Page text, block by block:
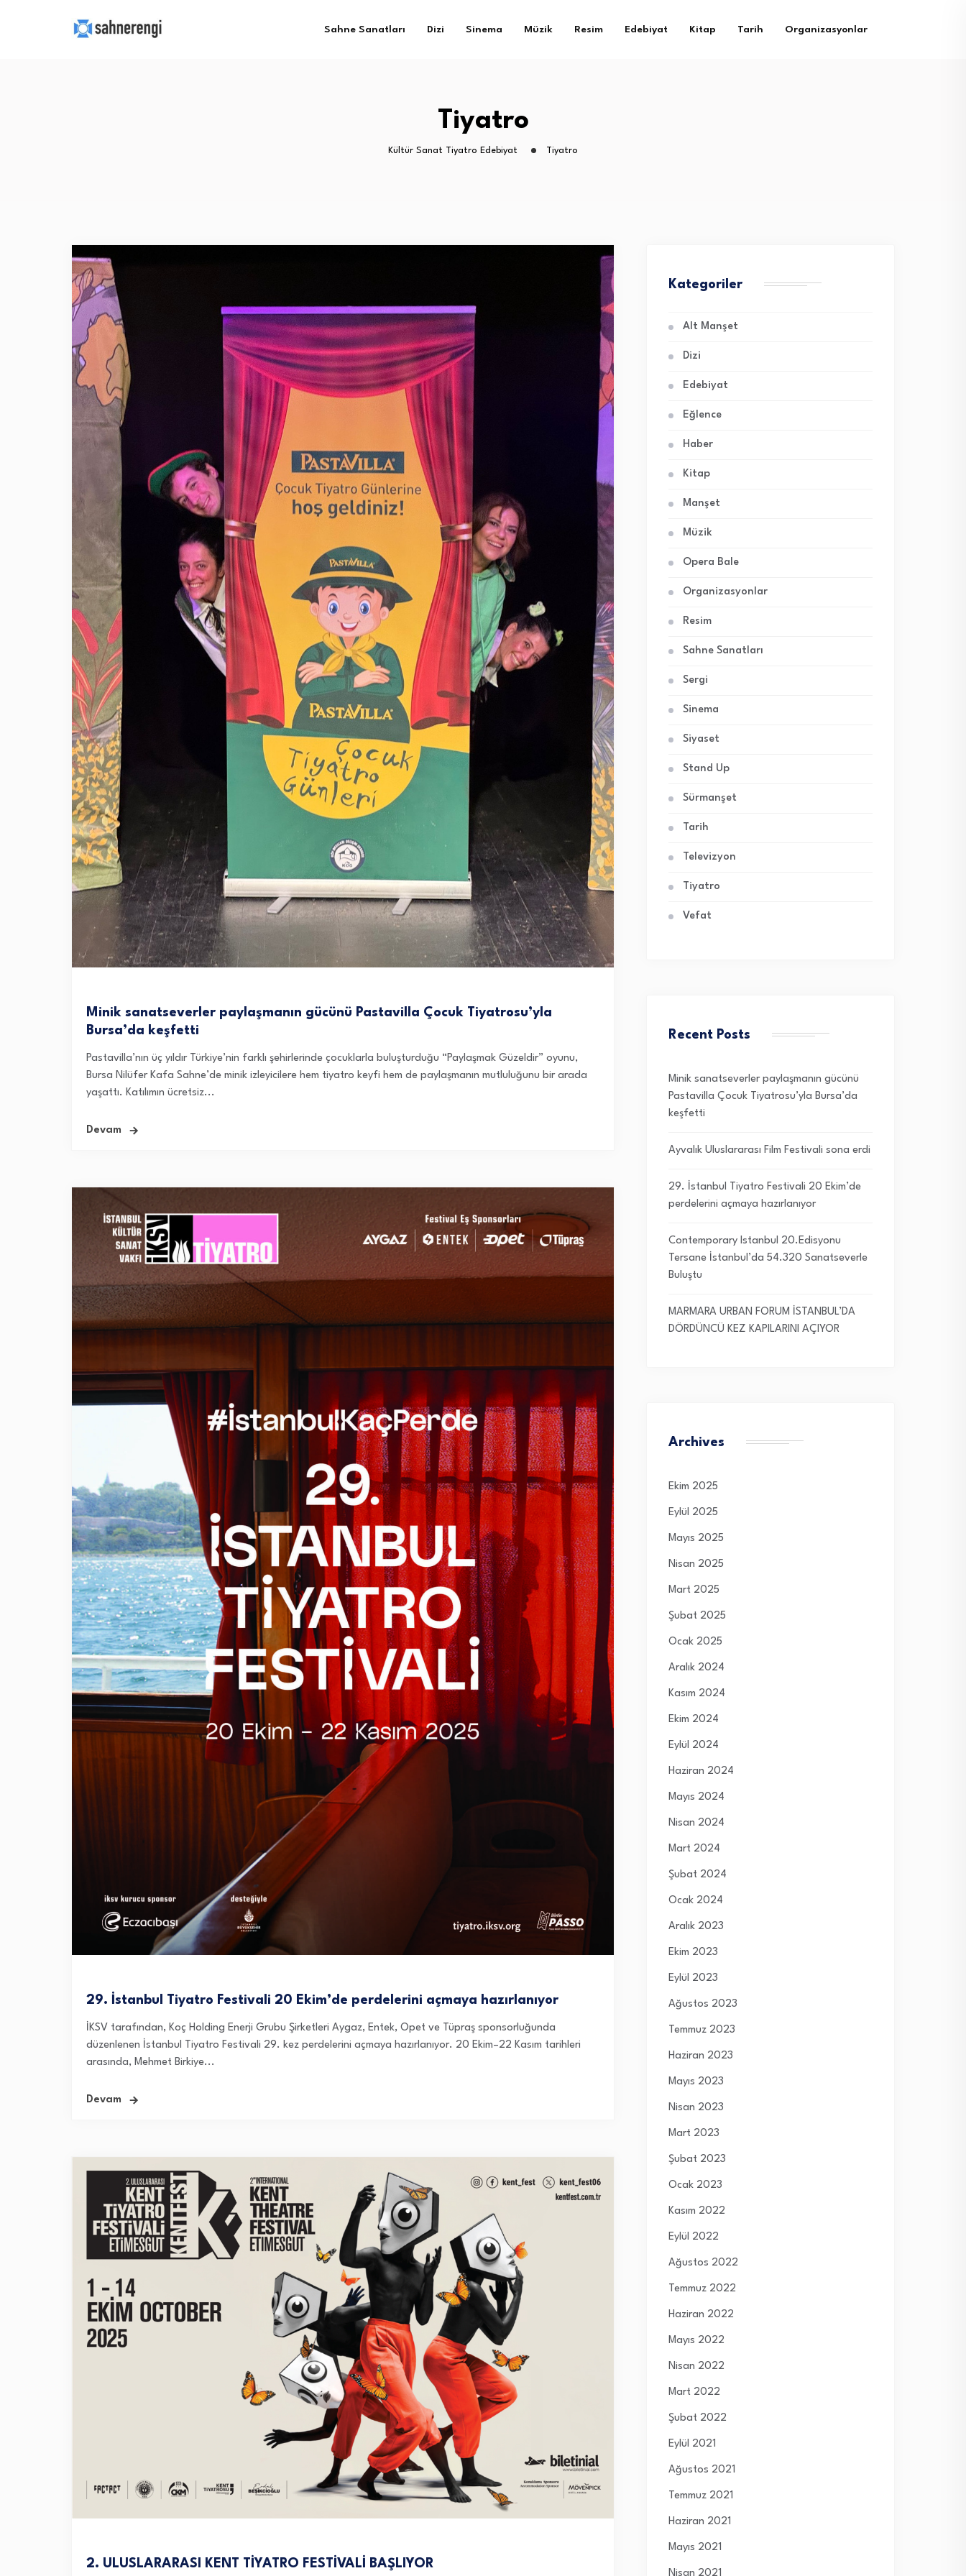
Sahne Sanatları Dizi Sinema Müzik Resim Edebiyat Kitap Tarih Organizasyonlar
Tiyatro
Kültür Sanat Tiyatro Edebiyat Tiyatro
Minik sanatseverler paylaşmanın gücünü Pastavilla Çocuk Tiyatrosu’yla
Bursa’da keşfetti
Pastavilla’nın üç yıldır Türkiye’nin farklı şehirlerinde çocuklarla buluşturduğu “Paylaşmak Güzeldir” oyunu,
Bursa Nilüfer Kafa Sahne’de minik izleyicilere hem tiyatro keyfi hem de paylaşmanın mutluluğunu bir arada
yaşattı. Katılımın ücretsiz...
Devam
29. İstanbul Tiyatro Festivali 20 Ekim’de perdelerini açmaya hazırlanıyor
İKSV tarafından, Koç Holding Enerji Grubu Şirketleri Aygaz, Entek, Opet ve Tüpraş sponsorluğunda
düzenlenen İstanbul Tiyatro Festivali 29. kez perdelerini açmaya hazırlanıyor. 20 Ekim–22 Kasım tarihleri
arasında, Mehmet Birkiye...
Devam
2. ULUSLARARASI KENT TİYATRO FESTİVALİ BAŞLIYOR
Kategoriler
Alt Manşet
Dizi
Edebiyat
Eğlence
Haber
Kitap
Manşet
Müzik
Opera Bale
Organizasyonlar
Resim
Sahne Sanatları
Sergi
Sinema
Siyaset
Stand Up
Sürmanşet
Tarih
Televizyon
Tiyatro
Vefat
Recent Posts
Minik sanatseverler paylaşmanın gücünü
Pastavilla Çocuk Tiyatrosu’yla Bursa’da
keşfetti
Ayvalık Uluslararası Film Festivali sona erdi
29. İstanbul Tiyatro Festivali 20 Ekim’de
perdelerini açmaya hazırlanıyor
Contemporary Istanbul 20.Edisyonu
Tersane İstanbul’da 54.320 Sanatseverle
Buluştu
MARMARA URBAN FORUM İSTANBUL’DA
DÖRDÜNCÜ KEZ KAPILARINI AÇIYOR
Archives
Ekim 2025
Eylül 2025
Mayıs 2025
Nisan 2025
Mart 2025
Şubat 2025
Ocak 2025
Aralık 2024
Kasım 2024
Ekim 2024
Eylül 2024
Haziran 2024
Mayıs 2024
Nisan 2024
Mart 2024
Şubat 2024
Ocak 2024
Aralık 2023
Ekim 2023
Eylül 2023
Ağustos 2023
Temmuz 2023
Haziran 2023
Mayıs 2023
Nisan 2023
Mart 2023
Şubat 2023
Ocak 2023
Kasım 2022
Eylül 2022
Ağustos 2022
Temmuz 2022
Haziran 2022
Mayıs 2022
Nisan 2022
Mart 2022
Şubat 2022
Eylül 2021
Ağustos 2021
Temmuz 2021
Haziran 2021
Mayıs 2021
Nisan 2021